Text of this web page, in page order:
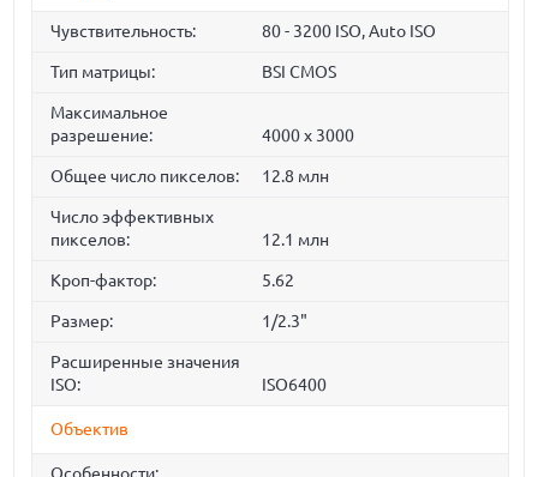
Чувствительность: 80 - 3200 ISO, Auto ISO
Тип матрицы: BSI CMOS
Максимальное
разрешение:
4000 x 3000
Общее число пикселов: 12.8 млн
Число эффективных
пикселов:
12.1 млн
Кроп-фактор: 5.62
Размер: 1/2.3"
Расширенные значения
ISO:
ISO6400
Объектив